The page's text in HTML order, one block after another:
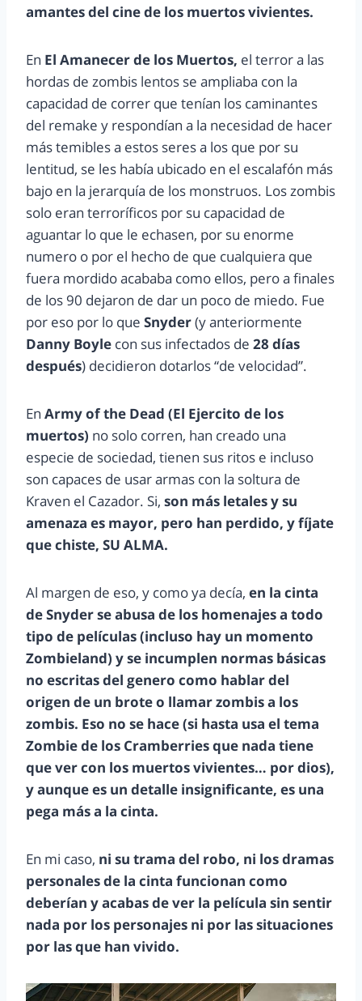
amantes del cine de los muertos vivientes.
En El Amanecer de los Muertos, el terror a las
hordas de zombis lentos se ampliaba con la
capacidad de correr que tenían los caminantes
del remake y respondían a la necesidad de hacer
más temibles a estos seres a los que por su
lentitud, se les había ubicado en el escalafón más
bajo en la jerarquía de los monstruos. Los zombis
solo eran terroríficos por su capacidad de
aguantar lo que le echasen, por su enorme
numero o por el hecho de que cualquiera que
fuera mordido acababa como ellos, pero a finales
de los 90 dejaron de dar un poco de miedo. Fue
por eso por lo que Snyder(y anteriormente
Danny Boyle con sus infectados de 28 días
después) decidieron dotarlos “de velocidad”.
En Army of the Dead (El Ejercito de los
muertos) no solo corren, han creado una
especie de sociedad, tienen sus ritos e incluso
son capaces de usar armas con la soltura de
Kraven el Cazador. Si, son más letales y su
amenaza es mayor, pero han perdido, y fíjate
que chiste, SU ALMA.
Al margen de eso, y como ya decía, en la cinta
de Snyder se abusa de los homenajes a todo
tipo de películas (incluso hay un momento
Zombieland) y se incumplen normas básicas
no escritas del genero como hablar del
origen de un brote o llamar zombis a los
zombis. Eso no se hace (si hasta usa el tema
Zombie de los Cramberries que nada tiene
que ver con los muertos vivientes… por dios),
y aunque es un detalle insignificante, es una
pega más a la cinta.
En mi caso, ni su trama del robo, ni los dramas
personales de la cinta funcionan como
deberían y acabas de ver la película sin sentir
nada por los personajes ni por las situaciones
por las que han vivido.